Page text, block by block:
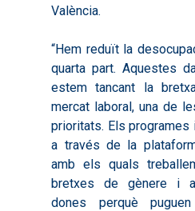
València.
“Hem reduït la
quarta part. Aquestes
estem tancant la
mercat laboral, una de
prioritats. Els
a través de la
amb els quals
bretxes de gènere i
dones perquè